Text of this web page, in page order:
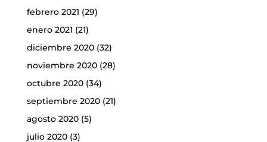
febrero 2021 (29)
enero 2021 (21)
diciembre 2020(32)
noviembre 2020(28)
octubre 2020(34)
septiembre 2020(21)
agosto 2020(5)
julio 2020(3)